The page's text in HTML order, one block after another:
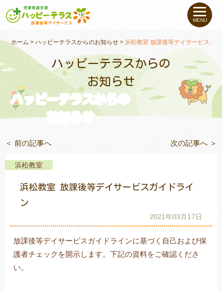
私たちについて
未就学のお子さま（０〜６才）
小学生〜高校生の お子さま
支援事例
教室一覧
MENU
ホーム >ハッピーテラスからのお知らせ >浜松教室 放課後等デイサービスガ
ハッピーテラスからの
お知らせ
ハッピーテラスからの
お知らせ
＜ 前の記事へ 次の記事へ ＞
浜松教室
浜松教室 放課後等デイサービスガイドライ
ン
2021年03月17日
放課後等デイサービスガイドラインに基づく自己および保
護者チェックを開示します。下記の資料をご確認くださ
い。